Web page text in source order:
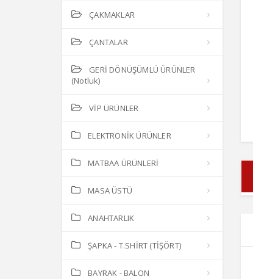
ÇAKMAKLAR
ÇANTALAR
GERİ DÖNÜŞÜMLÜ ÜRÜNLER
(Notluk)
VİP ÜRÜNLER
ELEKTRONİK ÜRÜNLER
MATBAA ÜRÜNLERİ
MASA ÜSTÜ
ANAHTARLIK
ŞAPKA - T.SHİRT (TİŞÖRT)
BAYRAK - BALON